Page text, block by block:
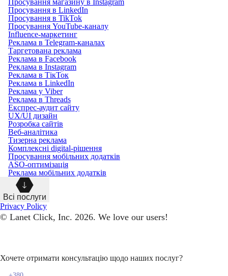
Просування в LinkedIn
Просування в TikTok
Просування YouTube-каналу
Influence-маркетинг
Реклама в Telegram-каналах
Таргетована реклама
Реклама в Facebook
Реклама в Instagram
Реклама в ТікТок
Реклама в LinkedIn
Реклама у Viber
Реклама в Threads
Експрес-аудит сайту
UX/UI дизайн
Розробка сайтів
Веб-аналітика
Тизерна реклама
Комплексні digital-рішення
Просування мобільних додатків
ASO-оптимізація
Реклама мобільних додатків
Всі послуги
Privacy Policy
© Lanet Click, Inc. 2026. We love our users!
Хочете отримати консультацію щодо наших послуг?